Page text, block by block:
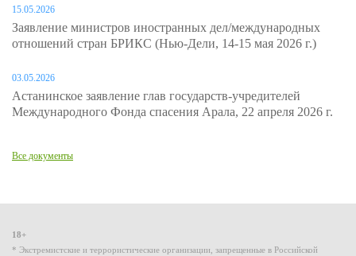
15.05.2026
Заявление министров иностранных дел/международных
отношений стран БРИКС (Нью-Дели, 14-15 мая 2026 г.)
03.05.2026
Астанинское заявление глав государств-учредителей
Международного Фонда спасения Арала, 22 апреля 2026 г.
Все документы
18+
* Экстремистские и террористические организации, запрещенные в Российской